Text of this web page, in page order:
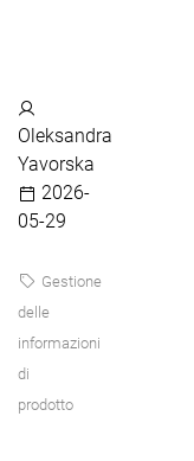
Oleksandra
Yavorska
2026-
05-29
Gestione
delle
informazioni
di
prodotto